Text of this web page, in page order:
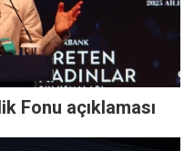
Fonu açıklaması